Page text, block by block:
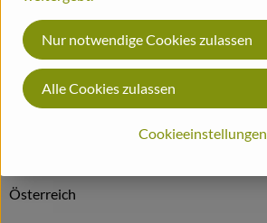
Biohof
Produktinformationen
Österreich
Cookieeinstellungen
Nur notwendige Cookies zulassen
Alle Cookies zulassen